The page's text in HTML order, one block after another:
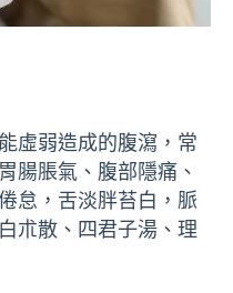
虛弱造成的腹瀉，常
腸脹氣、腹部隱痛、
怠，舌淡胖苔白，脈
朮散、四君子湯、理